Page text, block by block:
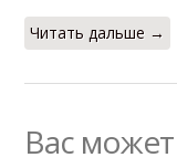
Читать дальше →
Вас